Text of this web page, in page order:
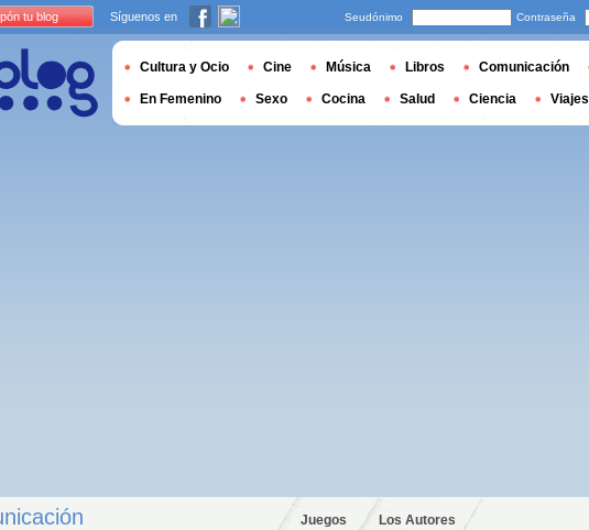
Juegos Los Autores
tu blog Síguenos en Seudónimo Contraseña
Cultura y Ocio Cine Música Libros Comunicación
En Femenino Sexo Cocina Salud Ciencia Viajes